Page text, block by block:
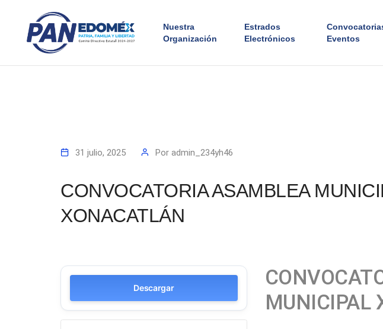
Nuestra
Organización
Estrados
Electrónicos
Eventos
31 julio, 2025 Por admin_234yh46
CONVOCATORIA ASAMBLEA
XONACATLÁN
Descargar
MUNICIPAL